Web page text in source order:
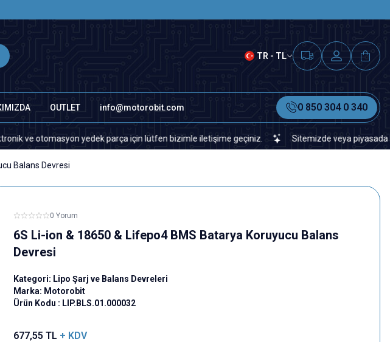
TR - TL
OUTLET info@motorobit.com 0 850 304 0 340
otomasyon yedek parça için lütfen bizimle iletişime geçiniz. Sitemizde veya piyasada
Balans Devresi
0 Yorum
6S Li-ion & 18650 & Lifepo4 BMS Batarya Koruyucu Balans
Devresi
Kategori: Lipo Şarj ve Balans Devreleri
Marka: Motorobit
Ürün Kodu : LIP.BLS.01.000032
677,55 TL + KDV